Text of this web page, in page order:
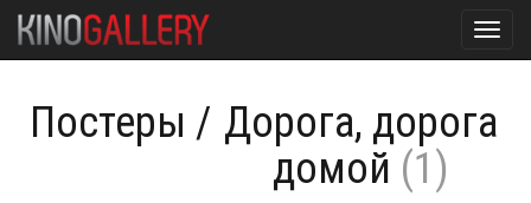
Постеры / Дорога, дорога
домой (1)